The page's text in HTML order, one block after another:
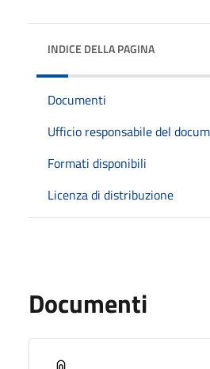
INDICE DELLA PAGINA
Documenti
Ufficio responsabile del
Formati disponibili
Licenza di distribuzione
Documenti